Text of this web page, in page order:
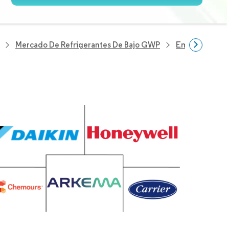
Mercado De Refrigerantes De Bajo GWP Empresas